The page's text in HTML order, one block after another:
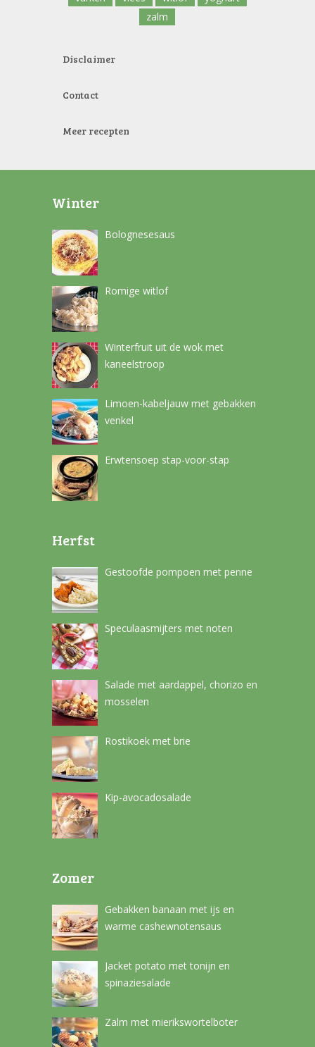
zalm
Disclaimer
Contact
Meer recepten
Winter
Bolognesesaus
Romige witlof
Winterfruit uit de wok met
kaneelstroop
Limoen-kabeljauw met gebakken
venkel
Erwtensoep stap-voor-stap
Herfst
Gestoofde pompoen met penne
Speculaasmijters met noten
Salade met aardappel, chorizo en
mosselen
Rostikoek met brie
Kip-avocadosalade
Zomer
Gebakken banaan met ijs en
warme cashewnotensaus
Jacket potato met tonijn en
spinaziesalade
Zalm met mierikswortelboter